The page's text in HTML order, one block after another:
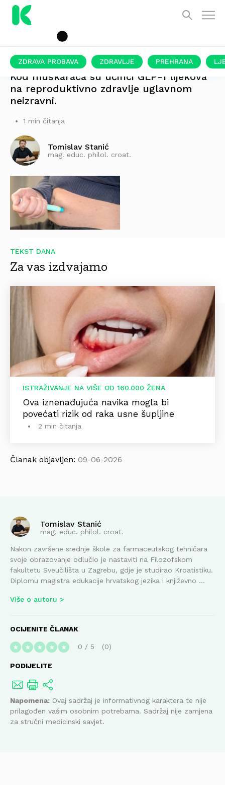
ZDRAVA PROBAVA ZDRAVLJE PREHRANA
Kod muškaraca su učinci GLP-1 lijekova
na reproduktivno zdravlje uglavnom
neizravni.
1 min čitanja
Tomislav Stanić
mag. educ. philol. croat.
TEKST DANA
Za vas izdvajamo
ISTRAŽIVANJE NA VIŠE OD 160.000 ŽENA
Ova iznenađujuća navika mogla bi
povećati rizik od raka usne šupljine
2 min čitanja
Članak objavljen: 09-06-2026
Tomislav Stanić
mag. educ. philol. croat.
Nakon završene srednje škole za farmaceutskog tehničara
svoje obrazovanje odlučio je nastaviti na Filozofskom
fakultetu Sveučilišta u Zagrebu, gdje je studirao Kroatistiku.
Diplomu magistra edukacije hrvatskog jezika i književno ...
Više o autoru
OCIJENITE ČLANAK
★ ★ ★ ★ ★ 0 / 5 0
PODIJELITE
Napomena: Ovaj sadržaj je informativnog karaktera te nije
prilagođen vašim osobnim potrebama. Sadržaj nije zamjena
za stručni medicinski savjet.